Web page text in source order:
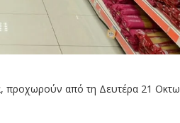
προχωρούν από τη Δευτέρα 21